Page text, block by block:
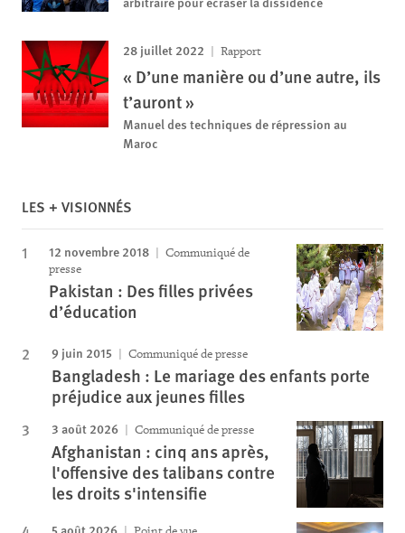
28 juillet 2022 Rapport
« D’une manière ou d’une autre, ils
t’auront »
Manuel des techniques de répression au
Maroc
LES + VISIONNÉS
12 novembre 2018
Communiqué de
presse
Pakistan : Des filles privées
d’éducation
9 juin 2015 Communiqué de presse
Bangladesh : Le mariage des enfants porte
préjudice aux jeunes filles
3 août 2026 Communiqué de presse
Afghanistan : cinq ans après,
l'offensive des talibans contre
les droits s'intensifie
5 août 2026